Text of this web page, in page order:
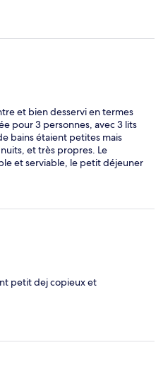
et bien desservi en termes
pour 3 personnes, avec 3 lits
bains étaient petites mais
et très propres. Le
et serviable, le petit déjeuner
limité de propositions. Seul
petit dej copieux et